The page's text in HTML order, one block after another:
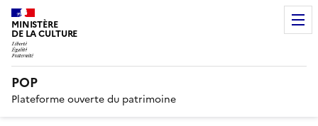
MINISTÈRE
DE LA CULTURE
POP
Plateforme ouverte du patrimoine